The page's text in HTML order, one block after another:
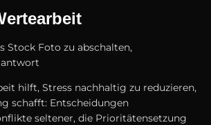
hilft, Stress nachhaltig z‬u reduzieren,
schafft: Entscheidungen
seltener, d‬ie Prioritätensetzung